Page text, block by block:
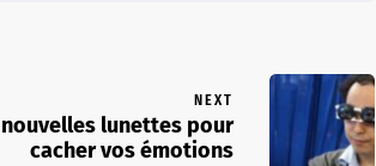
NEXT
nouvelles lunettes pour
cacher vos émotions